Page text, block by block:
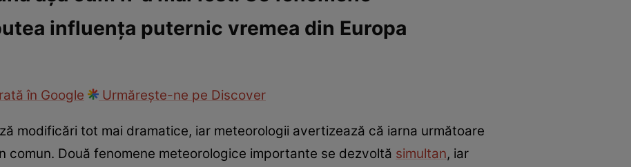
NaționalSport
influența puternic vremea din Europa
în Google
Urmărește-ne pe Discover
modificări tot mai dramatice, iar meteorologii avertizează că iarna următoare
comun. Două fenomene meteorologice importante se dezvoltă simultan, iar